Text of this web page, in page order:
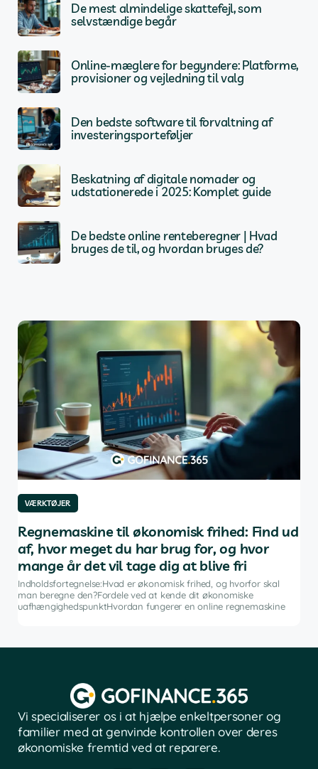
De mest almindelige skattefejl, som
selvstændige begår
Online-mæglere for begyndere: Platforme,
provisioner og vejledning til valg
Den bedste software til forvaltning af
investeringsporteføljer
Beskatning af digitale nomader og
udstationerede i 2025: Komplet guide
De bedste online renteberegner | Hvad
bruges de til, og hvordan bruges de?
VÆRKTØJER
Regnemaskine til økonomisk frihed: Find ud
af, hvor meget du har brug for, og hvor
mange år det vil tage dig at blive fri
Indholdsfortegnelse:Hvad er økonomisk frihed, og hvorfor skal
man beregne den?Fordele ved at kende dit økonomiske
uafhængighedspunktHvordan fungerer en online regnemaskine
Vi specialiserer os i at hjælpe enkeltpersoner og
familier med at genvinde kontrollen over deres
økonomiske fremtid ved at reparere.